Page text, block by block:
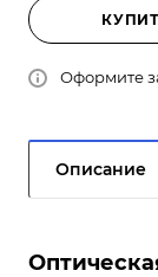
Оформите
Описание